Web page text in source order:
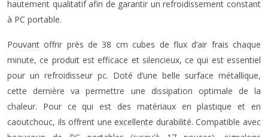
hautement qualitatif afin de garantir un refroidissement constant
à PC portable.
Pouvant offrir près de 38 cm cubes de flux d’air frais chaque
minute, ce produit est efficace et silencieux, ce qui est essentiel
pour un refroidisseur pc. Doté d’une belle surface métallique,
cette dernière va permettre une dissipation optimale de la
chaleur. Pour ce qui est des matériaux en plastique et en
caoutchouc, ils offrent une excellente durabilité. Compatible avec